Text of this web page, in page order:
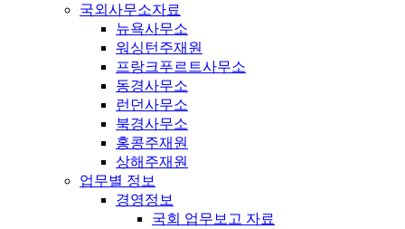
국외사무소자료
뉴욕사무소
워싱턴주재원
프랑크푸르트사무소
동경사무소
런던사무소
북경사무소
홍콩주재원
상해주재원
업무별 정보
경영정보
국회 업무보고 자료